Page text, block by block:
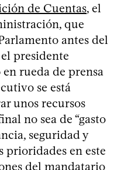
de Cuentas, el
que
antes del
presidente
rueda de prensa
se está
unos recursos
no sea de “gasto
seguridad y
prioridades en este
del mandatario